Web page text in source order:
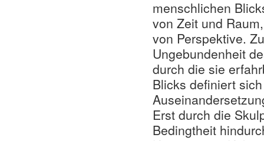
menschlichen
von Zeit und
von Perspektive.
Ungebundenheit
durch die sie
Blicks definiert
Erst durch die
Bedingtheit